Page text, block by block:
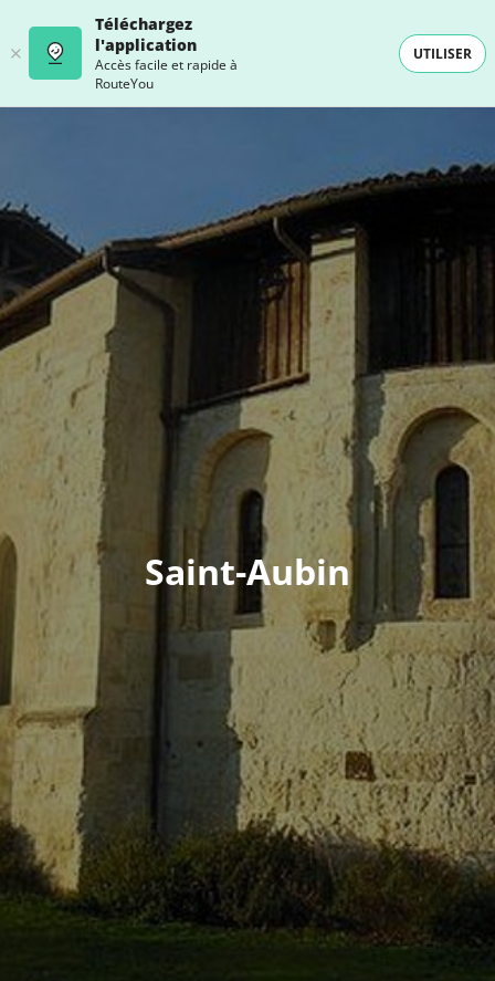
Téléchargez
l'application
Accès facile et rapide à
RouteYou
UTILISER
Saint-Aubin